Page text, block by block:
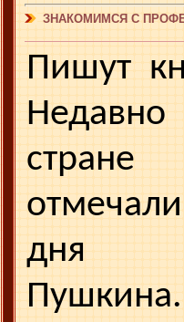
ЗНАКОМИМСЯ С
Пишут
стране
дня